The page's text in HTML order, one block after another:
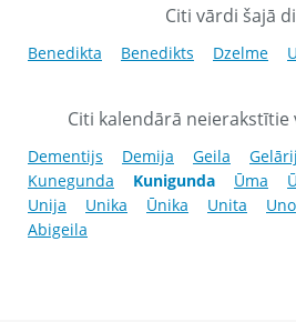
Citi vārdi šajā
Benedikta Benedikts Dzelme
Citi kalendārā neierakstītie
Dementijs Demija Geila
Kunegunda
Kunigunda Ūma
Unija
Unika Ūnika Unita Uno
Abigeila